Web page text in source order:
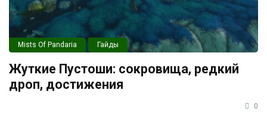
Mists Of Pandaria Гайды
Жуткие Пустоши: сокровища, редкий
дроп, достижения
0